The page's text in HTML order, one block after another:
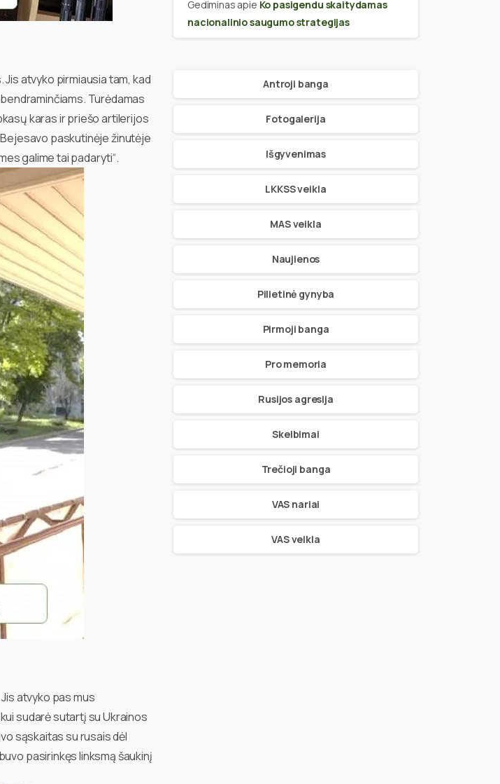
atvyko pirmiausia tam, kad
Turėdamas
karas ir priešo artilerijos
Bejesavo paskutinėje žinutėje
galime tai padaryti“.
atvyko pas mus
sudarė sutartį su Ukrainos
sąskaitas su rusais dėl
pasirinkęs linksmą šaukinį
Gediminas apie Ko pasigendu skaitydamas
nacionalinio saugumo strategijas
Antroji banga
Fotogalerija
Išgyvenimas
LKKSS veikla
MAS veikla
Naujienos
Pilietinė gynyba
Pirmoji banga
Pro memoria
Rusijos agresija
Skelbimai
Trečioji banga
VAS nariai
VAS veikla